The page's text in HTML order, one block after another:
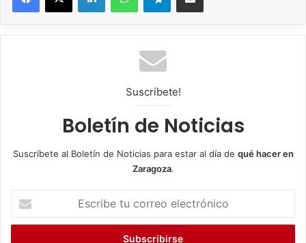
Suscríbete!
Boletín de Noticias
Suscríbete al Boletín de Noticias para estar al día de qué hacer en
Zaragoza.
c